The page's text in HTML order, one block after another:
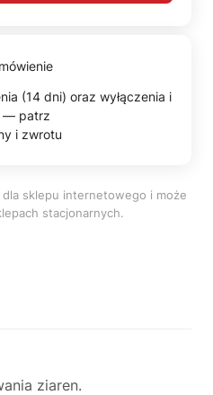
(14 dni) oraz wyłączenia i
— patrz
i zwrotu
sklepu internetowego i może
stacjonarnych.
ziaren.